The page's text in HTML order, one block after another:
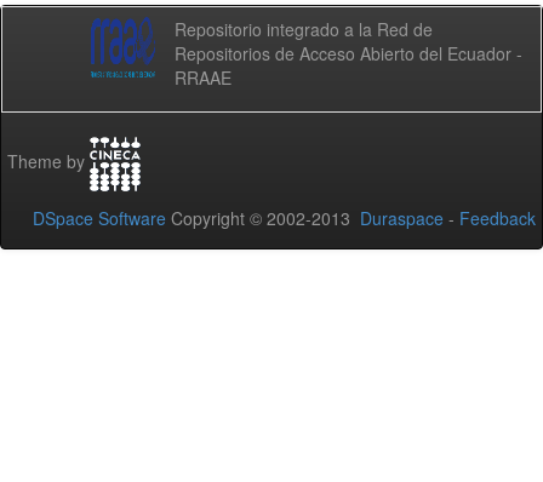
Repositorio integrado a la Red de
Repositorios de Acceso Abierto del Ecuador -
RRAAE
Theme by
DSpace Software Copyright © 2002-2013 Duraspace - Feedback